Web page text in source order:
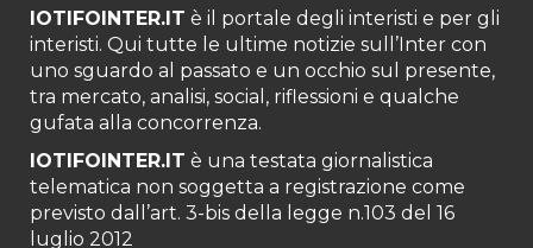
IOTIFOINTER.IT è il portale degli interisti e per gli
interisti. Qui tutte le ultime notizie sull’Inter con
uno sguardo al passato e un occhio sul presente,
tra mercato, analisi, social, riflessioni e qualche
gufata alla concorrenza.
IOTIFOINTER.IT è una testata giornalistica
telematica non soggetta a registrazione come
previsto dall’art. 3-bis della legge n.103 del 16
luglio 2012